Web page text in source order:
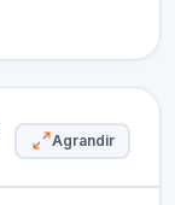
Agrandir